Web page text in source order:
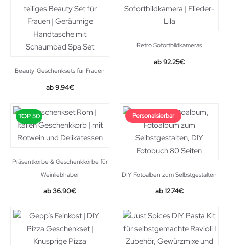
Beauty-Geschenksets für Frauen
Original
was:
9.94€Current
is:
Retro Sofortbildkameras
Original
92.25€Current
TOP 50
Präsentkörbe & Geschenkkörbe für
Weinliebhaber
36.90€
Personalisierbar
DIY Fotoalben zum Selbstgestalten
Original
was:
12.74€Current
is: